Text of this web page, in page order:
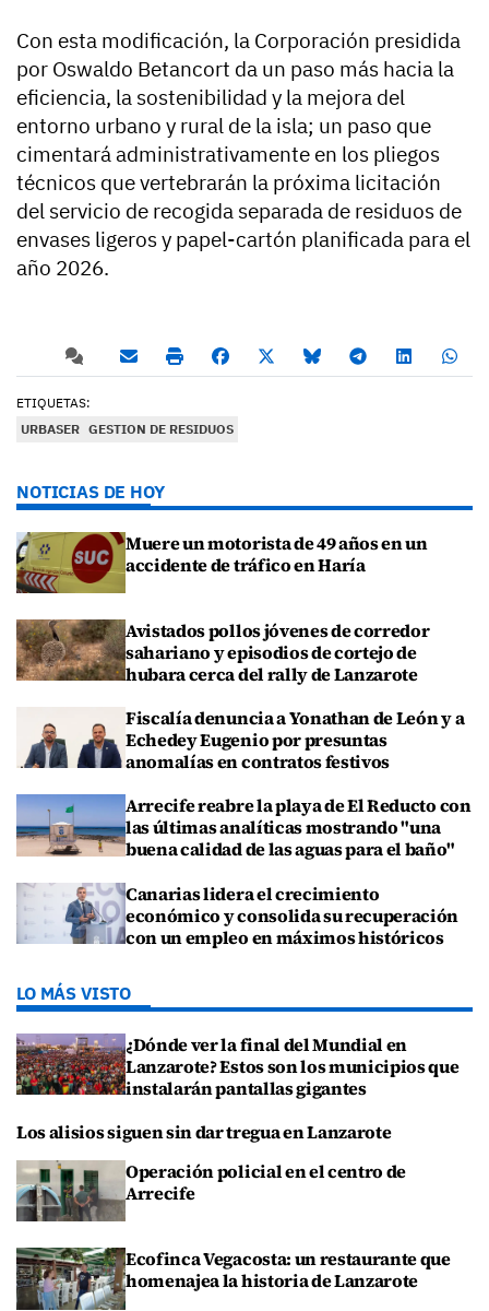
Con esta modificación, la Corporación presidida
por Oswaldo Betancort da un paso más hacia la
eficiencia, la sostenibilidad y la mejora del
entorno urbano y rural de la isla; un paso que
cimentará administrativamente en los pliegos
técnicos que vertebrarán la próxima licitación
del servicio de recogida separada de residuos de
envases ligeros y papel-cartón planificada para el
año 2026.
ETIQUETAS:
URBASER GESTION DE RESIDUOS
NOTICIAS DE HOY
Muere un motorista de 49 años en un
accidente de tráfico en Haría
Avistados pollos jóvenes de corredor
sahariano y episodios de cortejo de
hubara cerca del rally de Lanzarote
Fiscalía denuncia a Yonathan de León y a
Echedey Eugenio por presuntas
anomalías en contratos festivos
Arrecife reabre la playa de El Reducto con
las últimas analíticas mostrando "una
buena calidad de las aguas para el baño"
Canarias lidera el crecimiento
económico y consolida su recuperación
con un empleo en máximos históricos
LO MÁS VISTO
¿Dónde ver la final del Mundial en
Lanzarote? Estos son los municipios que
instalarán pantallas gigantes
Los alisios siguen sin dar tregua en Lanzarote
Operación policial en el centro de
Arrecife
Ecofinca Vegacosta: un restaurante que
homenajea la historia de Lanzarote